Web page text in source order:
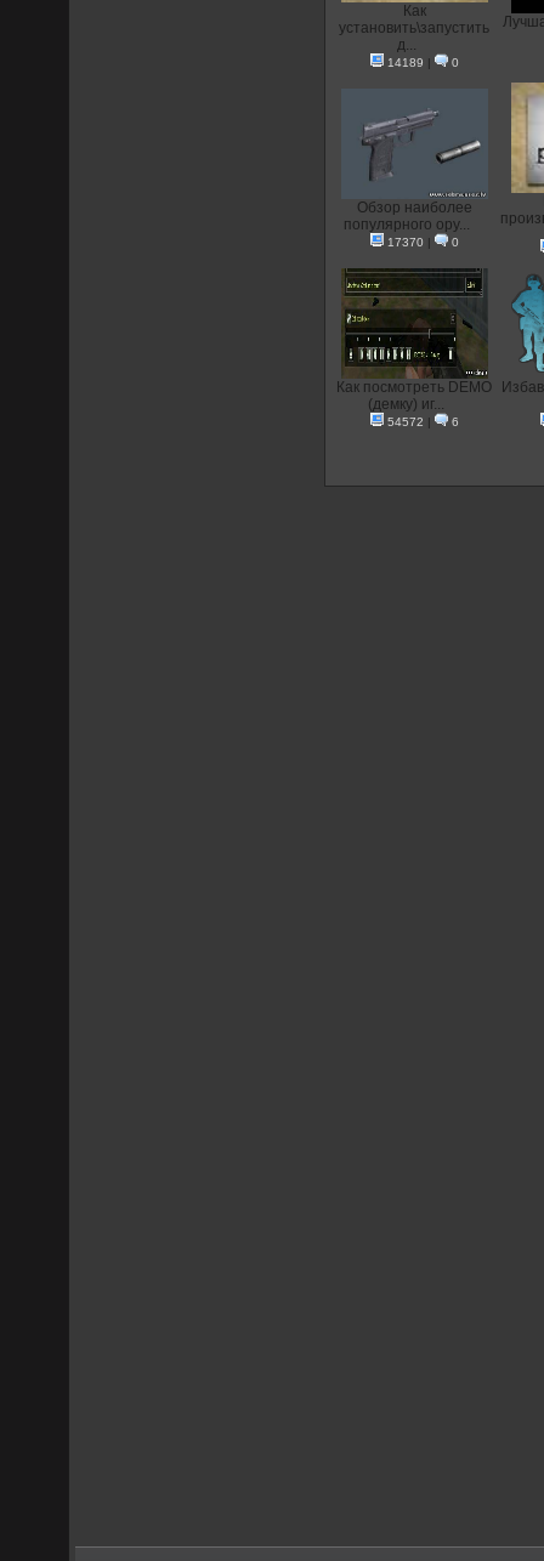
Как
установить\запустить
д...
14189 | 0
Обзор наиболее
популярного ору...
17370 | 0
Как посмотреть DEMO
(демку) иг...
54572 | 6